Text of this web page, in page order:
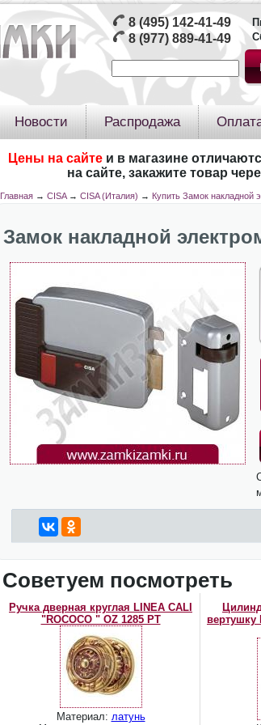
8 (495) 142-41-49
8 (977) 889-41-49
Новости Распродажа
Цены на сайте и в магазине
на сайте, закажите товар
Главная →CISA→CISA (Италия) → Купить Замок накладной
Замок накладной
Советуем посмотреть
Ручка дверная круглая LINEA CALI
"ROCOCO " OZ 1285 PT
Материал: латунь
вертушку